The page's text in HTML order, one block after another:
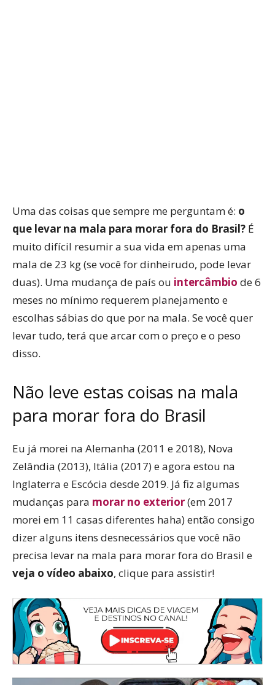
Uma das coisas que sempre me perguntam é: o
que levar na mala para morar fora do Brasil? É
muito difícil resumir a sua vida em apenas uma
mala de 23 kg (se você for dinheirudo, pode levar
duas). Uma mudança de país ou intercâmbio de 6
meses no mínimo requerem planejamento e
escolhas sábias do que por na mala. Se você quer
levar tudo, terá que arcar com o preço e o peso
disso.
Não leve estas coisas na mala
para morar fora do Brasil
Eu já morei na Alemanha (2011 e 2018), Nova
Zelândia (2013), Itália (2017) e agora estou na
Inglaterra e Escócia desde 2019. Já fiz algumas
mudanças para morar no exterior(em 2017
morei em 11 casas diferentes haha) então consigo
dizer alguns itens desnecessários que você não
precisa levar na mala para morar fora do Brasil e
veja o vídeo abaixo, clique para assistir!